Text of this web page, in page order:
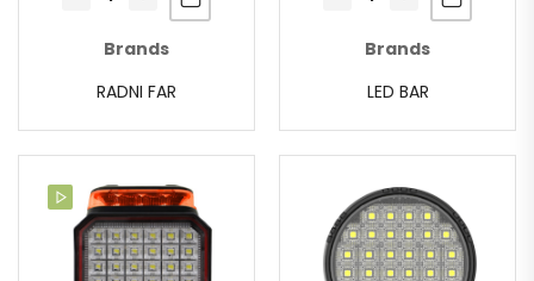
Brands
RADNI FAR
Brands
LED BAR